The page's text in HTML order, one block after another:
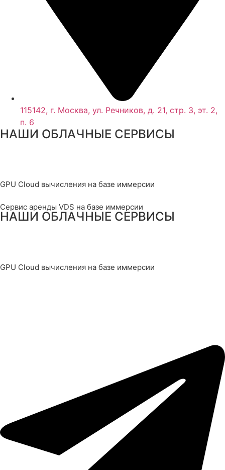
115142, г. Москва, ул. Речников, д. 21, стр. 3, эт. 2,
п. 6
НАШИ ОБЛАЧНЫЕ СЕРВИСЫ
GPU Cloud вычисления на базе иммерсии
Сервис аренды VDS на базе иммерсии
НАШИ ОБЛАЧНЫЕ СЕРВИСЫ
GPU Cloud вычисления на базе иммерсии